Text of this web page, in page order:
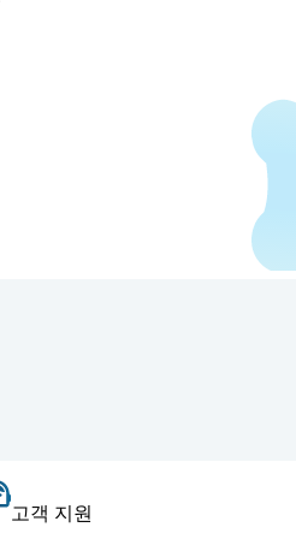
고객 지원